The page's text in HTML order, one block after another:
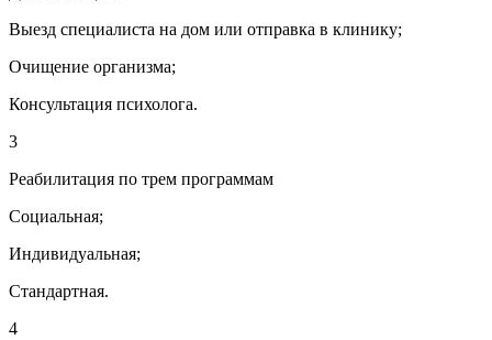
Выезд специалиста на дом или отправка в клинику;
Очищение организма;
Консультация психолога.
3
Реабилитация по трем программам
Социальная;
Индивидуальная;
Стандартная.
4